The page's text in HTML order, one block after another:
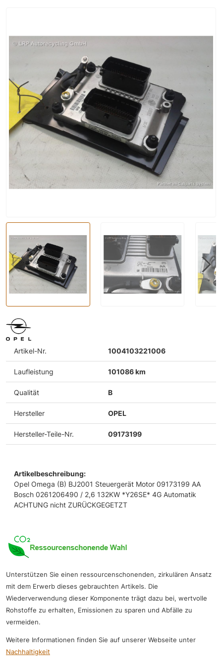
Artikel-Nr. 1004103221006
Laufleistung 101086 km
Qualität B
Hersteller OPEL
Hersteller-Teile-Nr. 09173199
Artikelbeschreibung:
Opel Omega (B) BJ2001 Steuergerät Motor 09173199 AA
Bosch 0261206490 / 2,6 132KW *Y26SE* 4G Automatik
ACHTUNG nicht ZURÜCKGEGETZT
Unterstützen Sie einen ressourcenschonenden, zirkulären Ansatz
mit dem Erwerb dieses gebrauchten Artikels. Die
Wiederverwendung dieser Komponente trägt dazu bei, wertvolle
Rohstoffe zu erhalten, Emissionen zu sparen und Abfälle zu
vermeiden.
Weitere Informationen finden Sie auf unserer Webseite unter
Nachhaltigkeit